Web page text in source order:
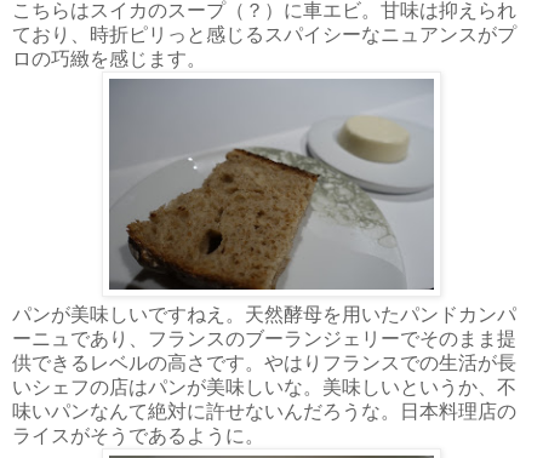
こちらはスイカのスープ（？）に車エビ。甘味は抑えられ
ており、時折ピリっと感じるスパイシーなニュアンスがプ
ロの巧緻を感じます。
パンが美味しいですねえ。天然酵母を用いたパンドカンパ
ーニュであり、フランスのブーランジェリーでそのまま提
供できるレベルの高さです。やはりフランスでの生活が長
いシェフの店はパンが美味しいな。美味しいというか、不
味いパンなんて絶対に許せないんだろうな。日本料理店の
ライスがそうであるように。